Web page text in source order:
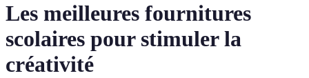
Les meilleures fournitures
scolaires pour stimuler la
créativité